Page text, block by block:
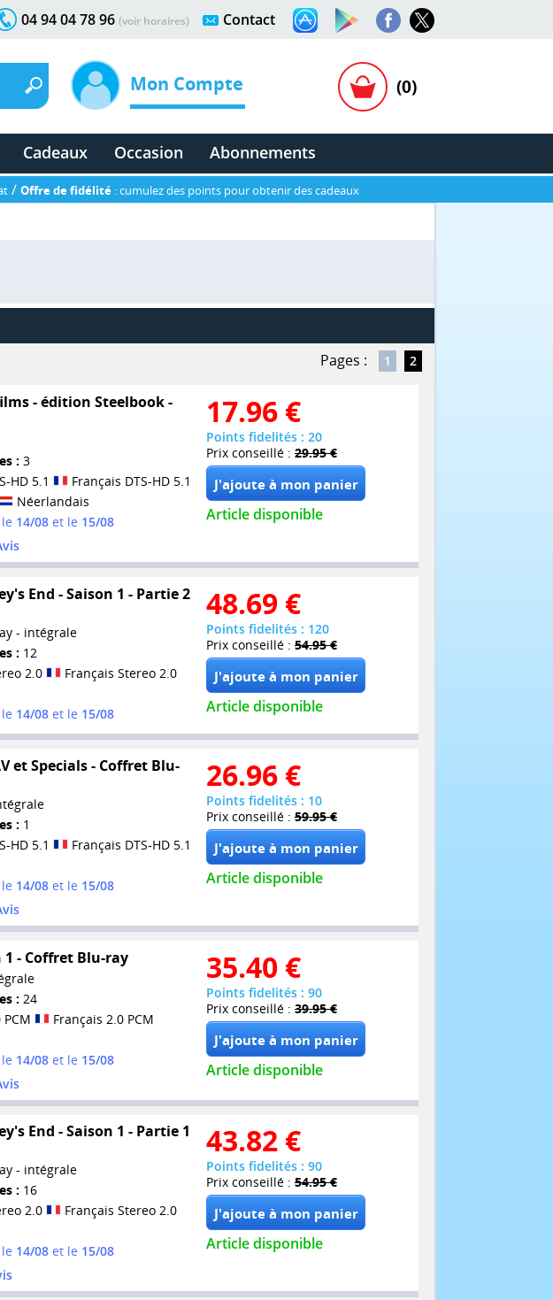
Contact
04 94 04 78 96 (voir horaires)
Mon Compte (0)
Cadeaux Occasion Abonnements
/ Offre de fidélité : cumulez des points pour obtenir des cadeaux
Pages : 1 2
- édition Steelbook -
: 3
HD 5.1
Français DTS-HD 5.1
Néerlandais
14/08et le 15/08
17.96 €
Points fidelités : 20
Prix conseillé : 29.95 €
Article disponible
End - Saison 1 - Partie 2
- intégrale
: 12
2.0
Français Stereo 2.0
14/08et le 15/08
48.69 €
Points fidelités : 120
Prix conseillé : 54.95 €
Article disponible
et Specials - Coffret Blu-
: 1
HD 5.1
Français DTS-HD 5.1
14/08et le 15/08
26.96 €
Points fidelités : 10
Prix conseillé : 59.95 €
Article disponible
1 - Coffret Blu-ray
: 24
Français 2.0 PCM
14/08et le 15/08
35.40 €
Points fidelités : 90
Prix conseillé : 39.95 €
Article disponible
End - Saison 1 - Partie 1
- intégrale
: 16
2.0
Français Stereo 2.0
14/08et le 15/08
43.82 €
Points fidelités : 90
Prix conseillé : 54.95 €
Article disponible